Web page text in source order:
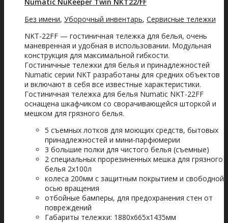
Без имени, Уборочный инвентарь, Сервисные тележки
NKT-22FF — гостиничная тележка для белья, очень
маневренная и удобная в использовании. Модульная
конструкция для максимальной гибкости.
Гостиничные тележки для белья и принадлежностей
Numatic серии NKT разработаны для средних объектов
и включают в себя все известные характеристики.
Гостиничная тележка для белья Numatic NKT-22FF
оснащена шкафчиком со сворачивающейся шторкой и
мешком для грязного белья.
5 съемных лотков для моющих средств, бытовых
принадлежностей и мини-парфюмерии
3 большие полки для чистого белья (съемные)
2 специальных прорезиненных мешка для грязного
белья 2х100л
колеса 200мм с защитным покрытием и свободной
осью вращения
отбойные бамперы, для предохранения стен от
повреждений
Габариты тележки: 1880x665x1435мм